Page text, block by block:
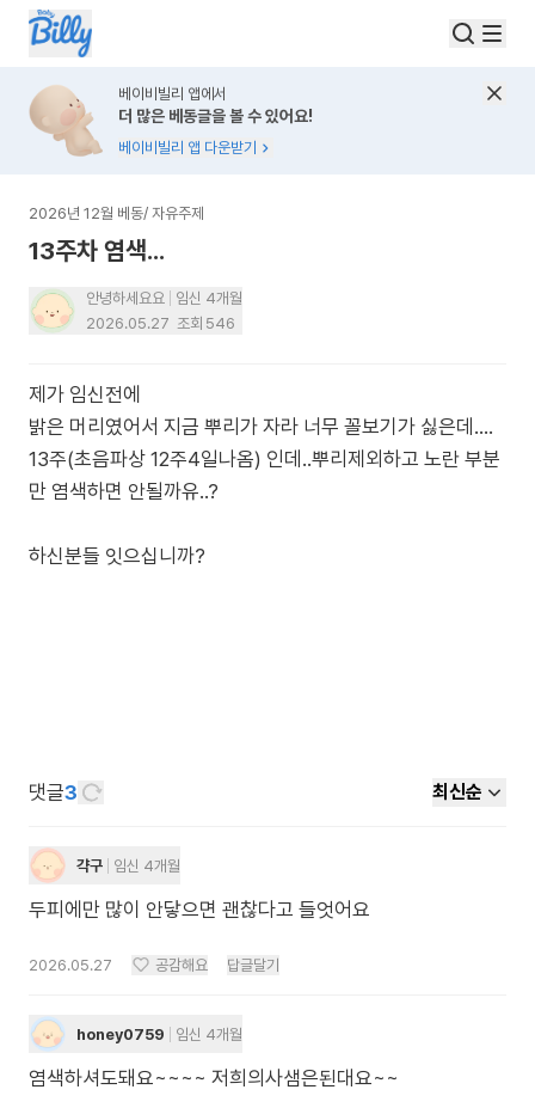
베이비빌리 앱에서
더 많은 베동글을 볼 수 있어요!
베이비빌리 앱 다운받기
2026년 12월 베동/ 자유주제
13주차 염색...
안녕하세요요
임신 4개월
2026.05.27 조회 546
제가 임신전에
밝은 머리였어서 지금 뿌리가 자라 너무 꼴보기가 싫은데....
13주(초음파상 12주4일나옴) 인데..뿌리제외하고 노란 부분
만 염색하면 안될까유..?
하신분들 잇으십니까?
댓글3 최신순
갹구 임신 4개월
두피에만 많이 안닿으면 괜찮다고 들엇어요
2026.05.27 공감해요 답글달기
honey0759 임신 4개월
염색하셔도돼요~~~~ 저희의사샘은된대요~~